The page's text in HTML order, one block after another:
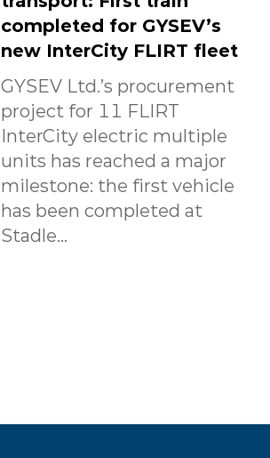
completed for GYSEV’s
new InterCity FLIRT fleet
GYSEV Ltd.’s procurement
project for 11 FLIRT
InterCity electric multiple
units has reached a major
milestone: the first vehicle
has been completed at
Stadle...